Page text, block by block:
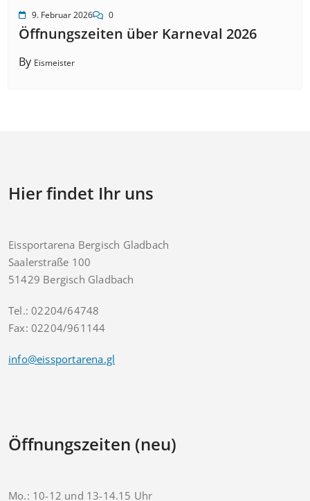
9. Februar 2026 0
Öffnungszeiten über Karneval 2026
By Eismeister
Hier findet Ihr uns
Eissportarena Bergisch Gladbach
Saalerstraße 100
51429 Bergisch Gladbach
Tel.: 02204/64748
Fax: 02204/961144
info@eissportarena.gl
Öffnungszeiten (neu)
Mo.: 10-12 und 13-14.15 Uhr